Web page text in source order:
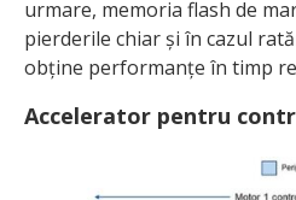
urmare, memoria flash de
pierderile chiar și în cazul
obține performanțe în timp
Accelerator pentru